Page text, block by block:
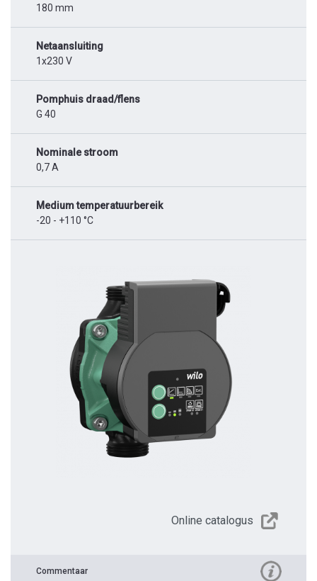
180 mm
Netaansluiting
1x230 V
Pomphuis draad/flens
G 40
Nominale stroom
0,7 A
Medium temperatuurbereik
-20 - +110 °C
Online catalogus
Commentaar